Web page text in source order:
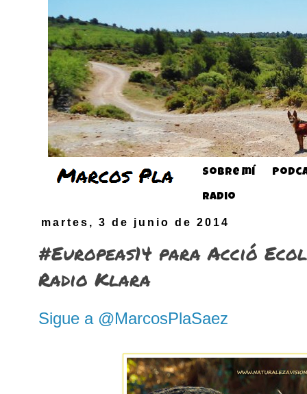
Sobre mí
Radio
martes, 3 de junio de 2014
#Europeas14 para Acció
Radio Klara
Sigue a @MarcosPlaSaez